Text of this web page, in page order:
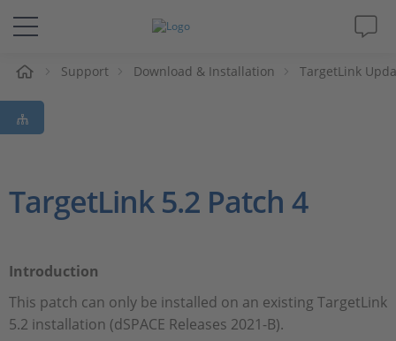
Solutions & Produits
Support
Carrières
Support Download & Installation TargetLink
TargetLink 5.2 Patch 4
Introduction
This patch can only be installed on an existing TargetLink
5.2 installation (dSPACE Releases 2021-B).